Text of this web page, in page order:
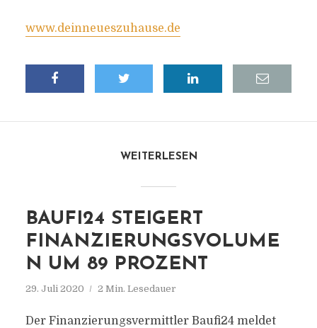
www.deinneueszuhause.de
WEITERLESEN
BAUFI24 STEIGERT
FINANZIERUNGSVOLUME
N UM 89 PROZENT
29. Juli 2020 2 Min. Lesedauer
Der Finanzierungsvermittler Baufi24 meldet